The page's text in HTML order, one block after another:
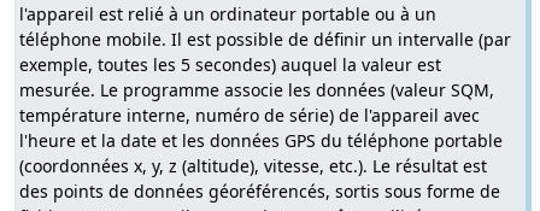
l'appareil est relié à un ordinateur portable ou à un
téléphone mobile. Il est possible de définir un intervalle (par
exemple, toutes les 5 secondes) auquel la valeur est
mesurée. Le programme associe les données (valeur SQM,
température interne, numéro de série) de l'appareil avec
l'heure et la date et les données GPS du téléphone portable
(coordonnées x, y, z (altitude), vitesse, etc.). Le résultat est
des points de données géoréférencés, sortis sous forme de